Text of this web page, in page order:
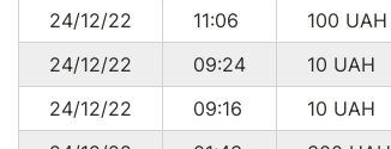
24/12/22
11:06 100 UAH
24/12/22
09:24 10 UAH
24/12/22
09:16 10 UAH